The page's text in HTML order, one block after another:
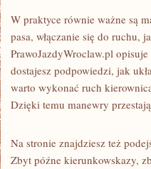
W praktyce równie ważne są
pasa, włączanie się do ruchu,
PrawoJazdyWroclaw.pl
dostajesz podpowiedzi, jak
warto wykonać ruch
Dzięki temu manewry
Na stronie znajdziesz też
Zbyt późne kierunkowskazy,